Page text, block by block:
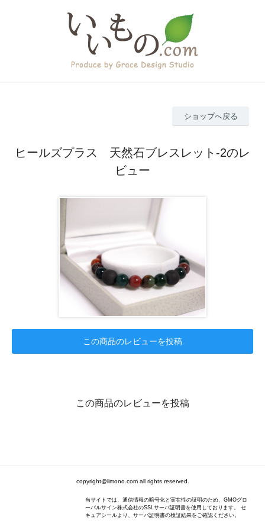
ショップへ戻る
ヒールズプラス 天然石ブレスレット-2のレ
ビュー
この商品のレビューを投稿
この商品のレビューを投稿
copyright@iimono.com all rights reserved.
当サイトでは、通信情報の暗号化と実在性の証明のため、GMOグロ
ーバルサイン株式会社のSSLサーバ証明書を使用しております。 セ
キュアシールより、サーバ証明書の検証結果をご確認ください。